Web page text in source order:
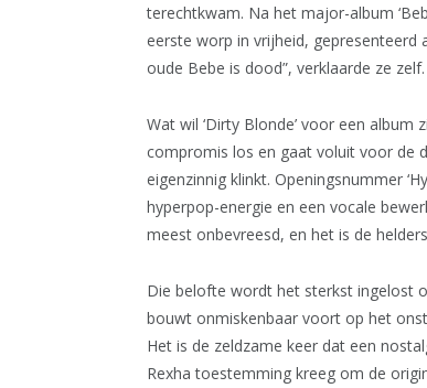
terechtkwam. Na het major-album
eerste worp in vrijheid, gepresenteerd
oude Bebe is dood”, verklaarde ze
Wat wil ‘Dirty Blonde’ voor een album
compromis los en gaat voluit voor de
eigenzinnig klinkt. Openingsnummer
hyperpop-energie en een vocale
meest onbevreesd, en het is de
Die belofte wordt het sterkst ingelost
bouwt onmiskenbaar voort op het
Het is de zeldzame keer dat een
Rexha toestemming kreeg om de